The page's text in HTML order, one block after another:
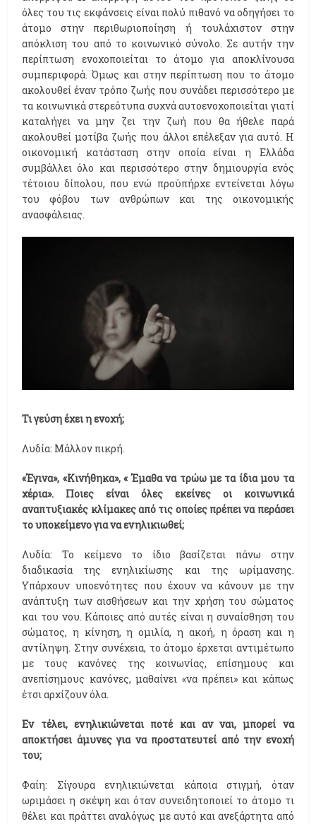
όλες του τις εκφάνσεις είναι πολύ πιθανό να οδηγήσει το
άτομο στην περιθωριοποίηση ή τουλάχιστον στην
απόκλιση του από το κοινωνικό σύνολο. Σε αυτήν την
περίπτωση ενοχοποιείται το άτομο για αποκλίνουσα
συμπεριφορά. Όμως και στην περίπτωση που το άτομο
ακολουθεί έναν τρόπο ζωής που συνάδει περισσότερο με
τα κοινωνικά στερεότυπα συχνά αυτοενοχοποιείται γιατί
καταλήγει να μην ζει την ζωή που θα ήθελε παρά
ακολουθεί μοτίβα ζωής που άλλοι επέλεξαν για αυτό. Η
οικονομική κατάσταση στην οποία είναι η Ελλάδα
συμβάλλει όλο και περισσότερο στην δημιουργία ενός
τέτοιου δίπολου, που ενώ προϋπήρχε εντείνεται λόγω
του φόβου των ανθρώπων και της οικονομικής
ανασφάλειας.
Τι γεύση έχει η ενοχή;
Λυδία: Μάλλον πικρή.
«Έγινα», «Κινήθηκα», « Έμαθα να τρώω με τα ίδια μου τα
χέρια». Ποιες είναι όλες εκείνες οι κοινωνικά
αναπτυξιακές κλίμακες από τις οποίες πρέπει να περάσει
το υποκείμενο για να ενηλικιωθεί;
Λυδία: Το κείμενο το ίδιο βασίζεται πάνω στην
διαδικασία της ενηλικίωσης και της ωρίμανσης.
Υπάρχουν υποενότητες που έχουν να κάνουν με την
ανάπτυξη των αισθήσεων και την χρήση του σώματος
και του νου. Κάποιες από αυτές είναι η συναίσθηση του
σώματος, η κίνηση, η ομιλία, η ακοή, η όραση και η
αντίληψη. Στην συνέχεια, το άτομο έρχεται αντιμέτωπο
με τους κανόνες της κοινωνίας, επίσημους και
ανεπίσημους κανόνες, μαθαίνει «να πρέπει» και κάπως
έτσι αρχίζουν όλα.
Εν τέλει, ενηλικιώνεται ποτέ και αν ναι, μπορεί να
αποκτήσει άμυνες για να προστατευτεί από την ενοχή
του;
Φαίη: Σίγουρα ενηλικιώνεται κάποια στιγμή, όταν
ωριμάσει η σκέψη και όταν συνειδητοποιεί το άτομο τι
θέλει και πράττει αναλόγως με αυτό και ανεξάρτητα από